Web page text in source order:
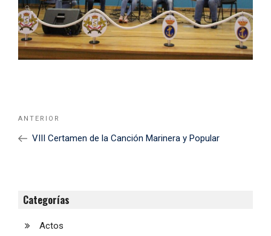
Navegación
entradas
Noticia
Anterior
ANTERIOR
VIII Certamen de la Canción Marinera y Popular
Categorías
Actos